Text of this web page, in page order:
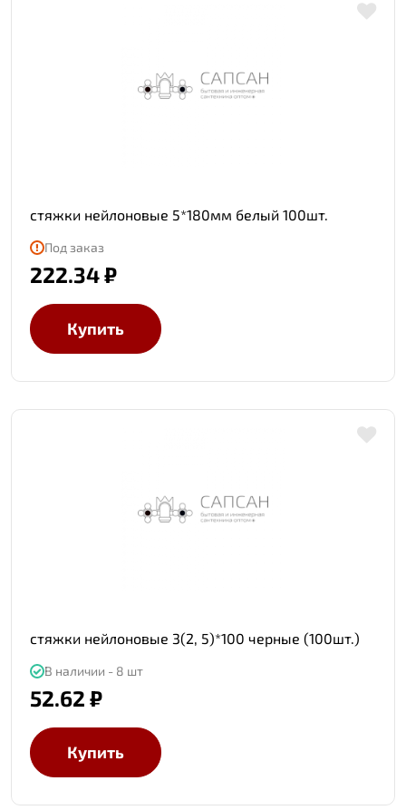
стяжки нейлоновые 5*180мм белый 100шт.
Под заказ
222.34 ₽
Купить
стяжки нейлоновые 3(2, 5)*100 черные (100шт.)
В наличии - 8 шт
52.62 ₽
Купить